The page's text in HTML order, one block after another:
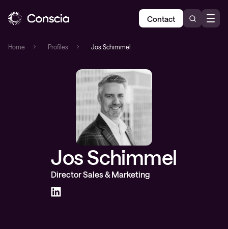
Contact
Home Profiles Jos Schimmel
Jos Schimmel
Director Sales & Marketing